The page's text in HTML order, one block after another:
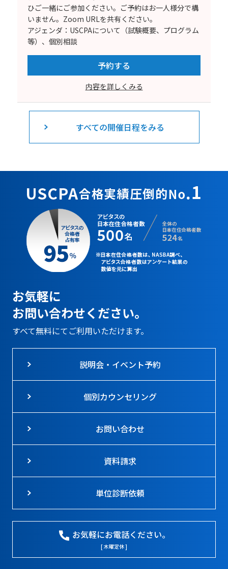
ひご一緒にご参加ください。ご予約はお一人様分で構
いません。Zoom URLを共有ください。
アジェンダ：USCPAについて（試験概要、プログラム
等）、個別相談
予約する
内容を詳しくみる
すべての開催日程をみる
お気軽に
お問い合わせください。
すべて無料にてご利用いただけます。
説明会・イベント予約
個別カウンセリング
お問い合わせ
資料請求
単位診断依頼
お気軽にお電話ください。
[ 木曜定休 ]